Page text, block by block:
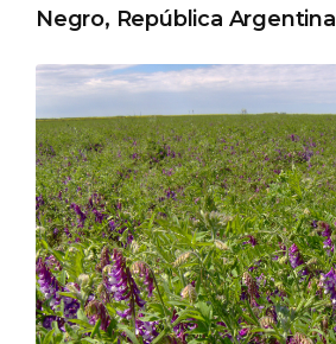
Negro, República Argentina